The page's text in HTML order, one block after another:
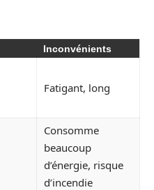
Inconvénients
Fatigant, long
Consomme
beaucoup
d’énergie, risque
d’incendie